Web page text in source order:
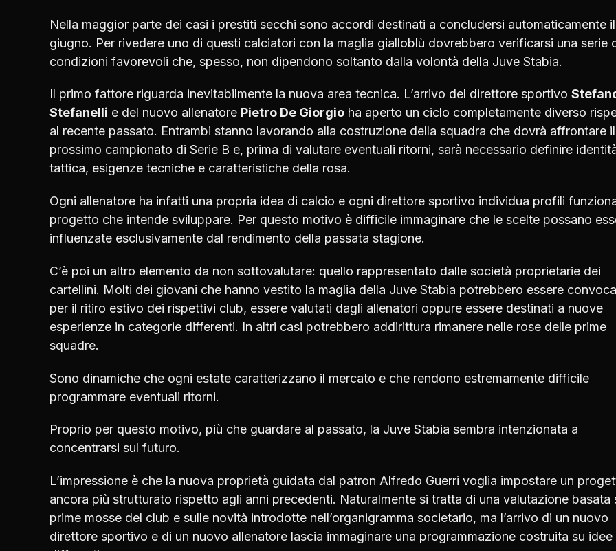
Nella maggior parte dei casi i prestiti secchi sono accordi destinati a concludersi automaticamente
giugno. Per rivedere uno di questi calciatori con la maglia gialloblù dovrebbero verificarsi una serie
condizioni favorevoli che, spesso, non dipendono soltanto dalla volontà della Juve Stabia.
Il primo fattore riguarda inevitabilmente la nuova area tecnica. L’arrivo del direttore sportivo
Stefanelli e del nuovo allenatore Pietro De Giorgio ha aperto un ciclo completamente diverso
al recente passato. Entrambi stanno lavorando alla costruzione della squadra che dovrà affrontare il
prossimo campionato di Serie B e, prima di valutare eventuali ritorni, sarà necessario definire
tattica, esigenze tecniche e caratteristiche della rosa.
Ogni allenatore ha infatti una propria idea di calcio e ogni direttore sportivo individua profili
progetto che intende sviluppare. Per questo motivo è difficile immaginare che le scelte possano
influenzate esclusivamente dal rendimento della passata stagione.
C’è poi un altro elemento da non sottovalutare: quello rappresentato dalle società proprietarie dei
cartellini. Molti dei giovani che hanno vestito la maglia della Juve Stabia potrebbero essere
per il ritiro estivo dei rispettivi club, essere valutati dagli allenatori oppure essere destinati a nuove
esperienze in categorie differenti. In altri casi potrebbero addirittura rimanere nelle rose delle prime
squadre.
Sono dinamiche che ogni estate caratterizzano il mercato e che rendono estremamente difficile
programmare eventuali ritorni.
Proprio per questo motivo, più che guardare al passato, la Juve Stabia sembra intenzionata a
concentrarsi sul futuro.
L’impressione è che la nuova proprietà guidata dal patron Alfredo Guerri voglia impostare un
ancora più strutturato rispetto agli anni precedenti. Naturalmente si tratta di una valutazione basata
prime mosse del club e sulle novità introdotte nell’organigramma societario, ma l’arrivo di un nuovo
direttore sportivo e di un nuovo allenatore lascia immaginare una programmazione costruita su idee